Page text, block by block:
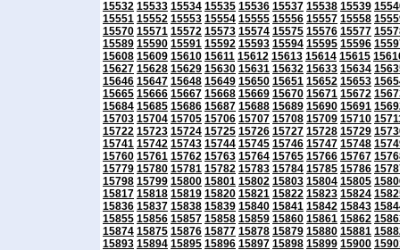
15532 15533 15534 15535 15536 15537 15538 15539
15551 15552 15553 15554 15555 15556 15557 15558
15570 15571 15572 15573 15574 15575 15576 15577
15589 15590 15591 15592 15593 15594 15595 15596
15608 15609 15610 15611 15612 15613 15614 15615
15627 15628 15629 15630 15631 15632 15633 15634
15646 15647 15648 15649 15650 15651 15652 15653
15665 15666 15667 15668 15669 15670 15671 15672
15684 15685 15686 15687 15688 15689 15690 15691
15703 15704 15705 15706 15707 15708 15709 15710
15722 15723 15724 15725 15726 15727 15728 15729
15741 15742 15743 15744 15745 15746 15747 15748
15760 15761 15762 15763 15764 15765 15766 15767
15779 15780 15781 15782 15783 15784 15785 15786
15798 15799 15800 15801 15802 15803 15804 15805
15817 15818 15819 15820 15821 15822 15823 15824
15836 15837 15838 15839 15840 15841 15842 15843
15855 15856 15857 15858 15859 15860 15861 15862
15874 15875 15876 15877 15878 15879 15880 15881
15893 15894 15895 15896 15897 15898 15899 15900